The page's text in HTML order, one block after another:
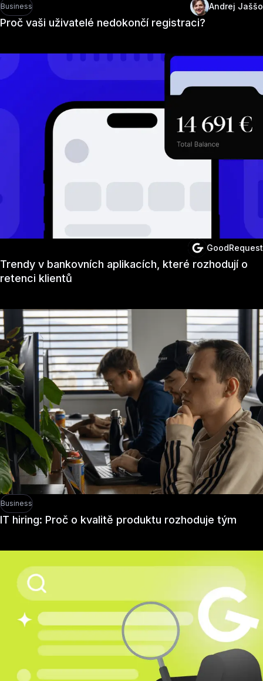
Business Andrej Jaššo
Proč vaši uživatelé nedokončí registraci?
GoodRequest
Trendy v bankovních aplikacích, které rozhodují o
retenci klientů
Business
IT hiring: Proč o kvalitě produktu rozhoduje tým